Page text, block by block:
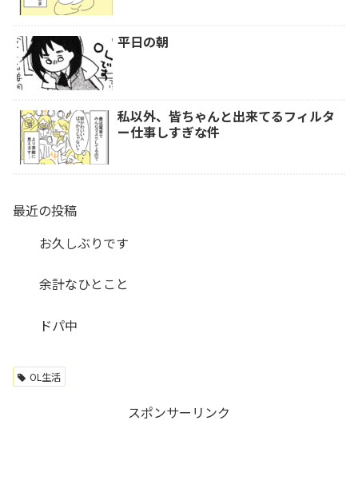
平日の朝
私以外、皆ちゃんと出来てるフィルタ
ー仕事しすぎな件
最近の投稿
お久しぶりです
余計なひとこと
ドパ中
OL生活
スポンサーリンク